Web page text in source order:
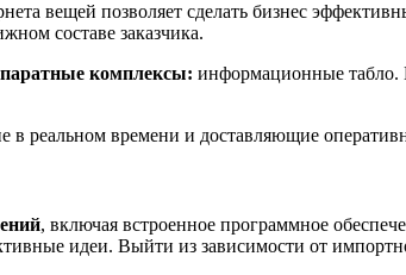
вещей позволяет сделать бизнес
составе заказчика.
комплексы: информационные табло.
в реальном времени и доставляющие
, включая встроенное программное
идеи. Выйти из зависимости от